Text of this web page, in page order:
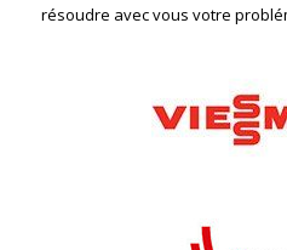
résoudre avec vous votre